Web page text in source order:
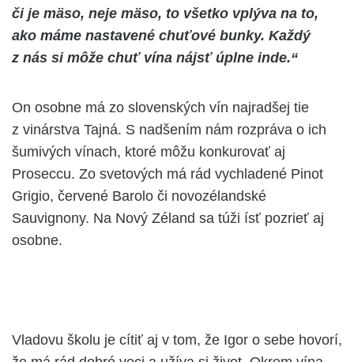
či je mäso, neje mäso, to všetko vplýva na to,
ako máme nastavené chuťové bunky. Každý
z nás si môže chuť vína nájsť úplne inde.“
On osobne má zo slovenských vín najradšej tie
z vinárstva Tajná. S nadšením nám rozpráva o ich
šumivých vínach, ktoré môžu konkurovať aj
Proseccu. Zo svetových má rád vychladené Pinot
Grigio, červené Barolo či novozélandské
Sauvignony. Na Nový Zéland sa túži ísť pozrieť aj
osobne.
Vladovu školu je cítiť aj v tom, že Igor o sebe hovorí,